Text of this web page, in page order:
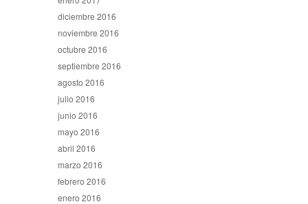
diciembre 2016
noviembre 2016
octubre 2016
septiembre 2016
agosto 2016
julio 2016
junio 2016
mayo 2016
abril 2016
marzo 2016
febrero 2016
enero 2016